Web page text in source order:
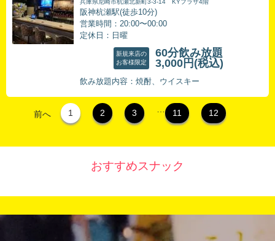
兵庫県尼崎市杭瀬北新町3-3-14 KYプラザ4階
阪神杭瀬駅(徒歩10分)
営業時間：20:00〜00:00
定休日：日曜
新規来店の
お客様限定
60分飲み放題
3,000円 (税込)
飲み放題内容：焼酎、ウイスキー
前へ 1 2 3 11 12
おすすめスナック